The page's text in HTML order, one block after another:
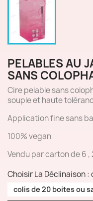
PELABLES AU
SANS
Cire pelable sans
souple et haute
Application fine sans
100% vegan
Vendu par carton de 6
Choisir La Déclinaison
colis de 20 boites ou